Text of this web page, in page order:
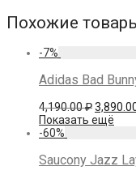
Похожие
-7%
Adidas Bad
4,190.00₽
цена
Показать ещё
-60%
Saucony Jazz